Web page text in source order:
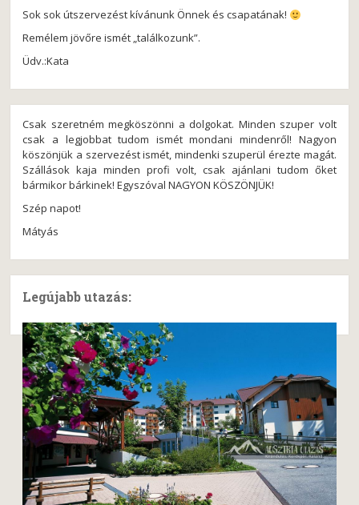
Sok sok útszervezést kívánunk Önnek és csapatának!
Remélem jövőre ismét „találkozunk”.
Üdv.:Kata
Csak szeretném megköszönni a dolgokat. Minden szuper volt
csak a legjobbat tudom ismét mondani mindenről! Nagyon
köszönjük a szervezést ismét, mindenki szuperül érezte magát.
Szállások kaja minden profi volt, csak ajánlani tudom őket
bármikor bárkinek! Egyszóval NAGYON KÖSZÖNJÜK!
Szép napot!
Mátyás
Legújabb utazás: